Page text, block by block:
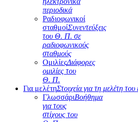
περιοδικά
Ραδιοφωνικοί
σταθμοίΣυνεντεύξεις
του Θ. Π. σε
ραδιοφωνικούς
σταθμούς
ΟμιλίεςΔιάφορες
ομιλίες του
Θ. Π.
Για μελέτηΣτοιχεία για τη μελέτη
ΓλωσσάριΒοήθημα
για τους
στίχους του